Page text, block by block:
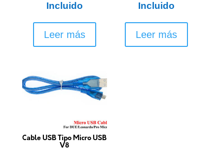
Incluido
Leer más
Incluido
Leer más
Cable USB Tipo Micro USB
V8